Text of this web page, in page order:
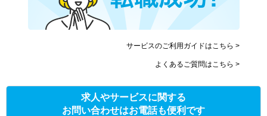
サービスのご利用ガイドはこちら >
よくあるご質問はこちら >
求人やサービスに関する
お問い合わせはお電話も便利です